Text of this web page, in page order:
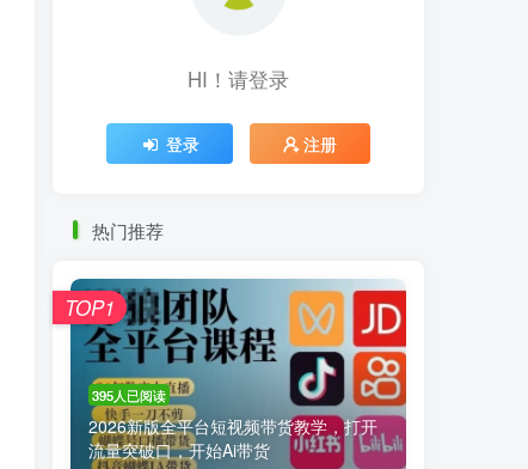
HI！请登录
登录 注册
热门推荐
395人已阅读
2026新版全平台短视频带货教学，打开
流量突破口，开始Ai带货
TOP1
HI！请登录
登录 注册
热门推荐
395人已阅读
2026新版全平台短视频带货教学，打开
流量突破口，开始Ai带货
TOP1